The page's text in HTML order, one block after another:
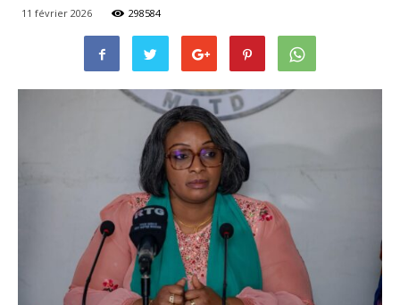
11 février 2026 298584